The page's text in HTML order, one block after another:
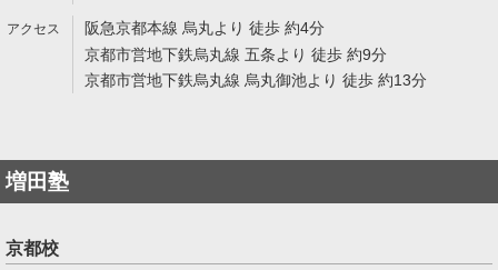
阪急京都本線 烏丸より 徒歩 約4分
京都市営地下鉄烏丸線 五条より 徒歩 約9分
京都市営地下鉄烏丸線 烏丸御池より 徒歩 約13分
増田塾
京都校